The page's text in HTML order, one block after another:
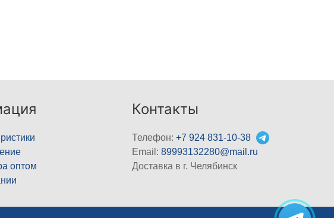
оптом
Контакты
Телефон:+7 924 831-10-38
Email:89993132280@mail.ru
Доставка в г. Челябинск